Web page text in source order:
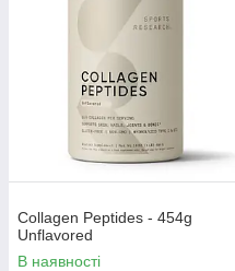
Collagen Peptides - 454g
Unflavored
В наявності